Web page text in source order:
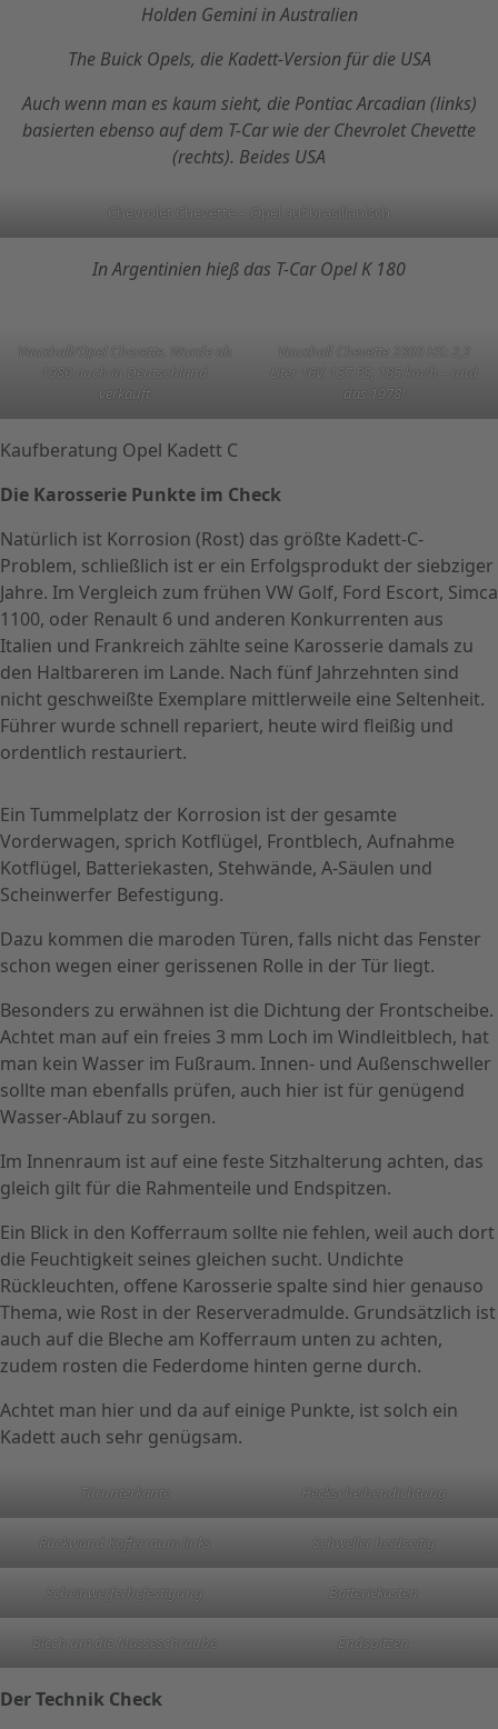
Holden Gemini in Australien
The Buick Opels, die Kadett-Version für die USA
Auch wenn man es kaum sieht, die Pontiac Arcadian (links)
basierten ebenso auf dem T-Car wie der Chevrolet Chevette
(rechts). Beides USA
Chevrolet Chevette – Opel auf brasilianisch
In Argentinien hieß das T-Car Opel K 180
Vauxhall/Opel Chevette. Wurde ab
1980 auch in Deutschland
verkauft
Vauxhall Chevette 2300 HS: 2,3
Liter 16V, 137 PS, 185 km/h – und
das 1978!
Kaufberatung Opel Kadett C
Die Karosserie Punkte im Check
Natürlich ist Korrosion (Rost) das größte Kadett-C-
Problem, schließlich ist er ein Erfolgsprodukt der siebziger
Jahre. Im Vergleich zum frühen VW Golf, Ford Escort, Simca
1100, oder Renault 6 und anderen Konkurrenten aus
Italien und Frankreich zählte seine Karosserie damals zu
den Haltbareren im Lande. Nach fünf Jahrzehnten sind
nicht geschweißte Exemplare mittlerweile eine Seltenheit.
Führer wurde schnell repariert, heute wird fleißig und
ordentlich restauriert.
Ein Tummelplatz der Korrosion ist der gesamte
Vorderwagen, sprich Kotflügel, Frontblech, Aufnahme
Kotflügel, Batteriekasten, Stehwände, A-Säulen und
Scheinwerfer Befestigung.
Dazu kommen die maroden Türen, falls nicht das Fenster
schon wegen einer gerissenen Rolle in der Tür liegt.
Besonders zu erwähnen ist die Dichtung der Frontscheibe.
Achtet man auf ein freies 3 mm Loch im Windleitblech, hat
man kein Wasser im Fußraum. Innen- und Außenschweller
sollte man ebenfalls prüfen, auch hier ist für genügend
Wasser-Ablauf zu sorgen.
Im Innenraum ist auf eine feste Sitzhalterung achten, das
gleich gilt für die Rahmenteile und Endspitzen.
Ein Blick in den Kofferraum sollte nie fehlen, weil auch dort
die Feuchtigkeit seines gleichen sucht. Undichte
Rückleuchten, offene Karosserie spalte sind hier genauso
Thema, wie Rost in der Reserveradmulde. Grundsätzlich ist
auch auf die Bleche am Kofferraum unten zu achten,
zudem rosten die Federdome hinten gerne durch.
Achtet man hier und da auf einige Punkte, ist solch ein
Kadett auch sehr genügsam.
Türunterkante Heckscheibendichtung
Rückwand Kofferraum links Schweller beidseitig
Scheinwerferbefestigung Batteriekasten
Blech um die Masseschraube Endspitzen
Der Technik Check